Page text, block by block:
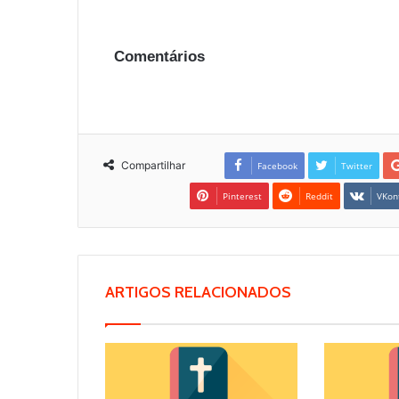
Comentários
Compartilhar Facebook Twitter
Pinterest Reddit
ARTIGOS RELACIONADOS